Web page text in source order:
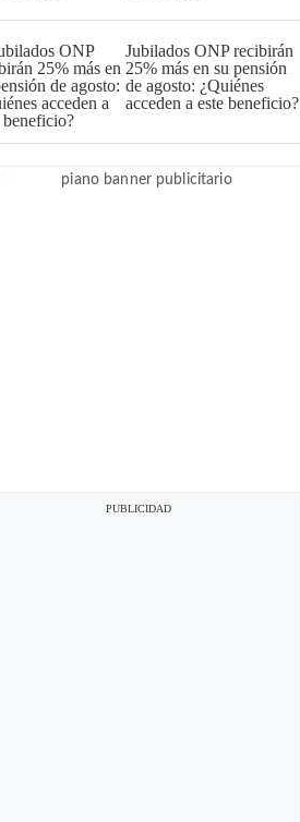
Jubilados ONP recibirán
25% más en su pensión
de agosto: ¿Quiénes
acceden a este beneficio?